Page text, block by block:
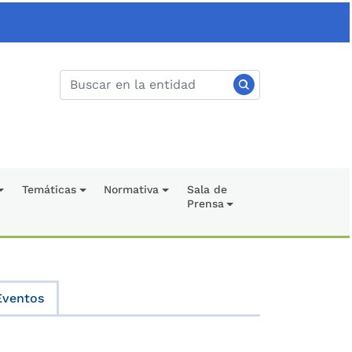
Temáticas Normativa
Sala de
Prensa